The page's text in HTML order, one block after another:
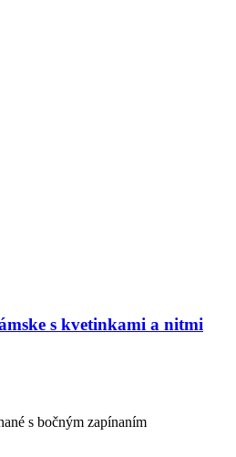
s kvetinkami a nitmi